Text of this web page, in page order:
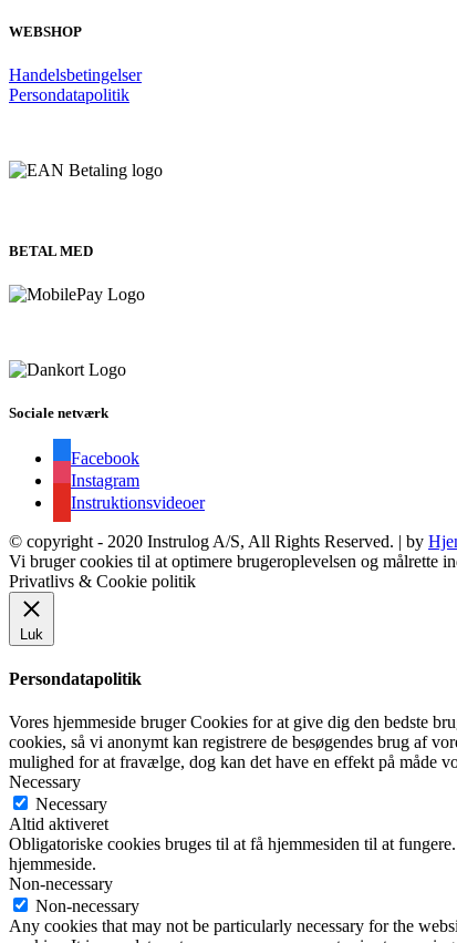
WEBSHOP
Handelsbetingelser
Persondatapolitik
BETAL MED
Sociale netværk
Facebook
Instagram
Instruktionsvideoer
© copyright - 2020 Instrulog A/S, All Rights Reserved. | by
Vi bruger cookies til at optimere brugeroplevelsen og målrette
Privatlivs & Cookie politik
Luk
Persondatapolitik
Vores hjemmeside bruger Cookies for at give dig den bedste
cookies, så vi anonymt kan registrere de besøgendes brug af
mulighed for at fravælge, dog kan det have en effekt på måde
Necessary
Necessary
Altid aktiveret
Obligatoriske cookies bruges til at få hjemmesiden til at
hjemmeside.
Non-necessary
Non-necessary
Any cookies that may not be particularly necessary for the